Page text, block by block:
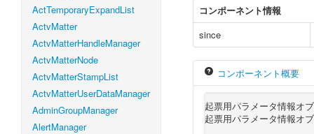
ActTemporaryExpandList
ActvMatter
ActvMatterHandleManager
ActvMatterNode
ActvMatterStampList
ActvMatterUserDataManager
AdminGroupManager
AlertManager
コンポーネント情報
since
コンポーネント概要
起票用パラメータ情報オ
起票用パラメータ情報オ